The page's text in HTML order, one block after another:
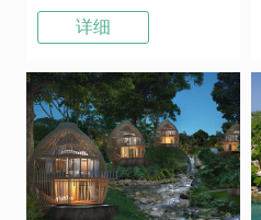
年12...详细